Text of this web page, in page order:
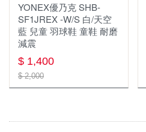
YONEX優乃克 SHB-
SF1JREX -W/S 白/天空
藍 兒童 羽球鞋 童鞋 耐磨
減震
$ 1,400
$ 2,000